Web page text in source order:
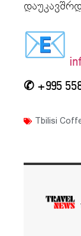
✆ +995
Tbilisi